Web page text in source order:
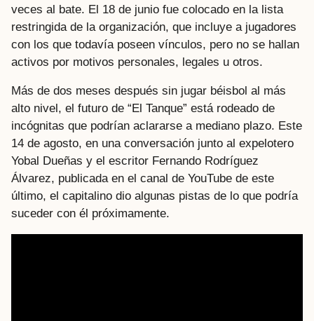
veces al bate. El 18 de junio fue colocado en la lista
restringida de la organización, que incluye a jugadores
con los que todavía poseen vínculos, pero no se hallan
activos por motivos personales, legales u otros.
Más de dos meses después sin jugar béisbol al más
alto nivel, el futuro de “El Tanque” está rodeado de
incógnitas que podrían aclararse a mediano plazo. Este
14 de agosto, en una conversación junto al expelotero
Yobal Dueñas y el escritor Fernando Rodríguez
Álvarez, publicada en el canal de YouTube de este
último, el capitalino dio algunas pistas de lo que podría
suceder con él próximamente.